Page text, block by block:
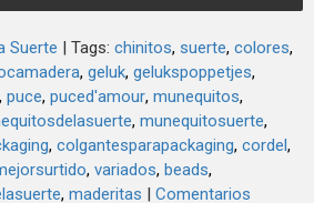
Suerte | Tags: chinitos suerte colores
geluk gelukspoppetjes
puce puced'amour munequitos
munequitosuerte
colgantesparapackaging cordel
variados beads
maderitas | Comentarios